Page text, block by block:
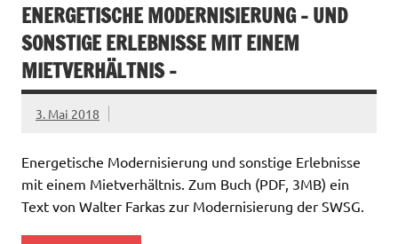
ENERGETISCHE MODERNISIERUNG – UND
SONSTIGE ERLEBNISSE MIT EINEM
MIETVERHÄLTNIS –
3. Mai 2018
Energetische Modernisierung und sonstige Erlebnisse
mit einem Mietverhältnis. Zum Buch (PDF, 3MB) ein
Text von Walter Farkas zur Modernisierung der SWSG.